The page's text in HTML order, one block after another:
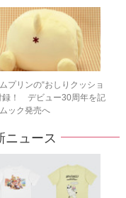
プリンの“おしりクッショ
録！ デビュー30周年を記
ック発売へ
ュース